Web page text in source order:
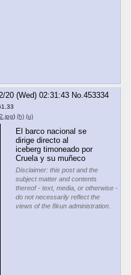
20 (Wed) 02:31:43 No.453334
) (h) (u)
El barco nacional se
dirige directo al
iceberg timoneado por
Cruela y su muñeco
Disclaimer: this post and the
subject matter and contents
thereof - text, media, or otherwise -
do not necessarily reflect the
views of the 8kun administration.